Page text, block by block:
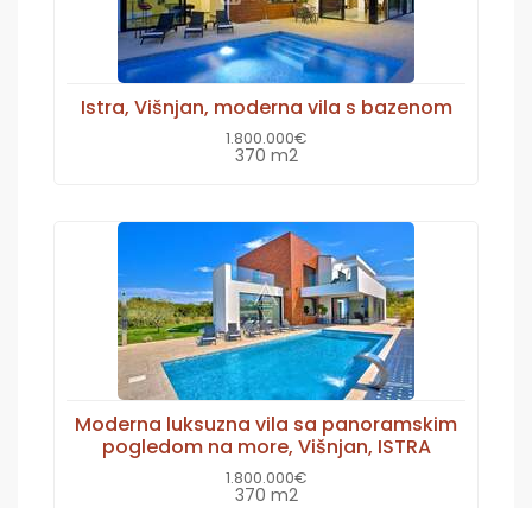
Istra, Višnjan, moderna vila s bazenom
1.800.000€
370 m2
Moderna luksuzna vila sa panoramskim
pogledom na more, Višnjan, ISTRA
1.800.000€
370 m2